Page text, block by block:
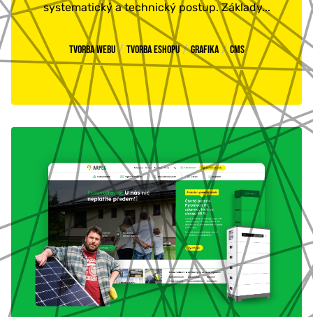
systematický a technický postup. Základy...
Tvorba webu / Tvorba eshopu / Grafika / CMS